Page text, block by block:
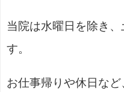
当院は水曜日を除き
す。
お仕事帰りや休日な